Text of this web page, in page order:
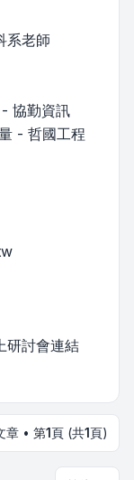
系老師
協勤資訊
- 哲國工程
研討會連結
章 • 第1頁 (共1頁)